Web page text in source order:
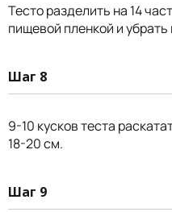
Тесто разделить на 14
пищевой пленкой и
Шаг 8
9-10 кусков теста
18-20 см.
Шаг 9